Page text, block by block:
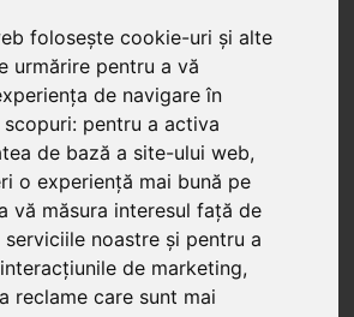
folosește cookie-uri și alte
urmărire pentru a vă
de navigare în
pentru a activa
de bază a site-ului web,
o experiență mai bună pe
vă măsura interesul față de
serviciile noastre și pentru a
de marketing,
reclame care sunt mai